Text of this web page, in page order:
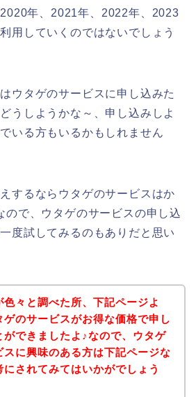
年、2021年、2022年、2023
用していくのではないでしょう
ウタゲのサービスに申し込みた
うしようかな～、申し込みしよ
いる方もいるかもしれません
するならウタゲのサービスはか
ので、ウタゲのサービスの申し込
度試してみるのもありだと思い
色々と調べた所、下記ページよ
ゲのサービスがお得な価格で申し
ができましたよ♪なので、ウタゲ
スに興味のある方は下記ページな
にされてみてはいかがでしょう